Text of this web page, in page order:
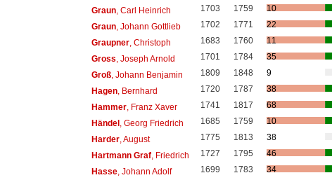
Graun, Carl Heinrich 1703 1759
10
Graun, Johann Gottlieb 1702 1771
22
Graupner, Christoph 1683 1760
11
Gross , Joseph Arnold 1701 1784
35
Groß, Johann Benjamin 1809 1848
9
Hagen, Bernhard 1720 1787
38
Hammer, Franz Xaver 1741 1817
68
Händel, Georg Friedrich 1685 1759
10
Harder, August 1775 1813
38
Hartmann Graf, Friedrich 1727 1795
46
Hasse, Johann Adolf 1699 1783
34